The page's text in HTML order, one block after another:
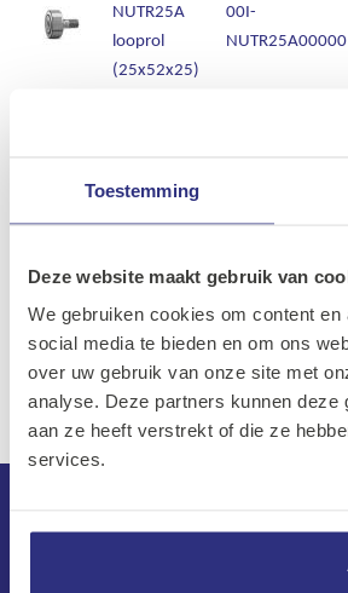
Toestemming
Deze website maakt gebruik van
We gebruiken cookies om content
social media te bieden en om ons
over uw gebruik van onze site met
analyse. Deze partners kunnen deze
aan ze heeft verstrekt of die ze
services.
NUTR25A
looprol
(25x52x25)
00I-
NUTR25A00000
2RSR
looprol
INA
RNA2201-X-
2RSR
looprol
00I-RNA2201-
2RSX